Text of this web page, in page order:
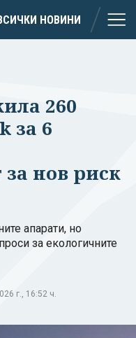
НОВИНИ
260
за 6
нов риск
апарати, но
за екологичните
г., 16:52 ч.